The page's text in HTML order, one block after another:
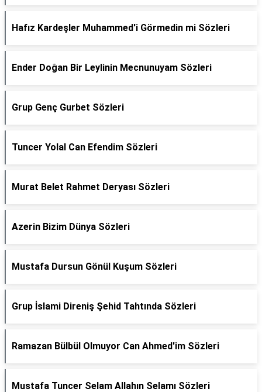
Hafız Kardeşler Muhammed'i Görmedin mi Sözleri
Ender Doğan Bir Leylinin Mecnunuyam Sözleri
Grup Genç Gurbet Sözleri
Tuncer Yolal Can Efendim Sözleri
Murat Belet Rahmet Deryası Sözleri
Azerin Bizim Dünya Sözleri
Mustafa Dursun Gönül Kuşum Sözleri
Grup İslami Direniş Şehid Tahtında Sözleri
Ramazan Bülbül Olmuyor Can Ahmed'im Sözleri
Mustafa Tuncer Selam Allahın Selamı Sözleri